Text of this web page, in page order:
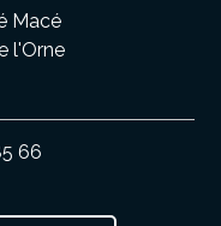
Macé
l'Orne
66